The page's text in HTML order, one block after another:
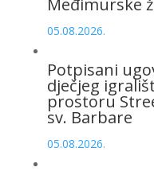
Međimurske
05.08.2026.
Potpisani
dječjeg
prostoru
sv. Barbare
05.08.2026.